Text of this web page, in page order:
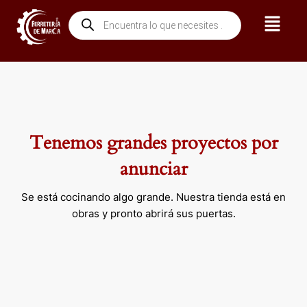
contenido
Búsqueda
de
productos
Menú
Tenemos grandes proyectos por
anunciar
Se está cocinando algo grande. Nuestra tienda está en
obras y pronto abrirá sus puertas.